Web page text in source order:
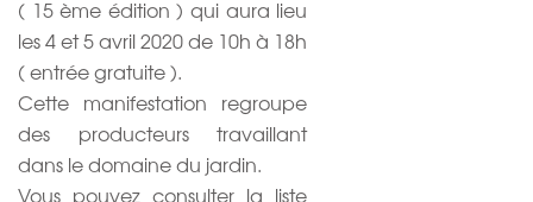
( 15 ème édition ) qui aura lieu
les 4 et 5 avril 2020 de 10h à 18h
( entrée gratuite ).
Cette manifestation regroupe
des producteurs travaillant
dans le domaine du jardin.
Vous pouvez consulter la liste